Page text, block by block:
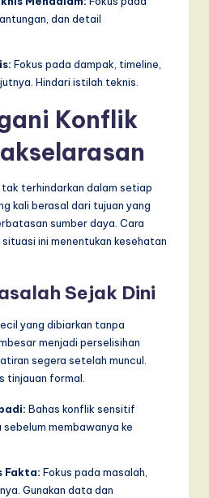
dan detail
Fokus pada dampak, timeline,
Hindari istilah teknis.
Konflik
terhindarkan dalam setiap
kali berasal dari tujuan yang
sumber daya. Cara
ini menentukan kesehatan
Sejak Dini
yang dibiarkan tanpa
menjadi perselisihan
segera setelah muncul.
tinjauan formal.
Bahas konflik sensitif
membawanya ke
Fakta: Fokus pada masalah,
Gunakan data dan